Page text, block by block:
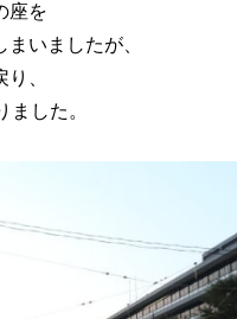
座を
いましたが、
、
した。